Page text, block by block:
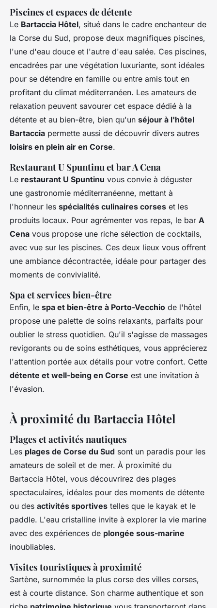
Piscines et espaces de détente
Le Bartaccia Hôtel, situé dans le cadre enchanteur de
la Corse du Sud, propose deux magnifiques piscines,
l'une d'eau douce et l'autre d'eau salée. Ces piscines,
encadrées par une végétation luxuriante, sont idéales
pour se détendre en famille ou entre amis tout en
profitant du climat méditerranéen. Les amateurs de
relaxation peuvent savourer cet espace dédié à la
détente et au bien-être, bien qu'un séjour à l'hôtel
Bartaccia permette aussi de découvrir divers autres
loisirs en plein air en Corse.
Restaurant U Spuntinu et bar A Cena
Le restaurant U Spuntinu vous convie à déguster
une gastronomie méditerranéenne, mettant à
l'honneur les spécialités culinaires corses et les
produits locaux. Pour agrémenter vos repas, le bar A
Cena vous propose une riche sélection de cocktails,
avec vue sur les piscines. Ces deux lieux vous offrent
une ambiance décontractée, idéale pour partager des
moments de convivialité.
Spa et services bien-être
Enfin, le spa et bien-être à Porto-Vecchio de l'hôtel
propose une palette de soins relaxants, parfaits pour
oublier le stress quotidien. Qu'il s'agisse de massages
revigorants ou de soins esthétiques, vous apprécierez
l'attention portée aux détails pour votre confort. Cette
détente et well-being en Corse est une invitation à
l'évasion.
À proximité du Bartaccia Hôtel
Plages et activités nautiques
Les plages de Corse du Sud sont un paradis pour les
amateurs de soleil et de mer. À proximité du
Bartaccia Hôtel, vous découvrirez des plages
spectaculaires, idéales pour des moments de détente
ou des activités sportives telles que le kayak et le
paddle. L'eau cristalline invite à explorer la vie marine
avec des expériences de plongée sous-marine
inoubliables.
Visites touristiques à proximité
Sartène, surnommée la plus corse des villes corses,
est à courte distance. Son charme authentique et son